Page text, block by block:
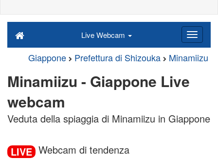
Live Webcam
Giappone Prefettura di Shizouka Minamiizu
Minamiizu - Giappone Live
webcam
Veduta della spiaggia di Minamiizu in Giappone
LIVE Webcam di tendenza